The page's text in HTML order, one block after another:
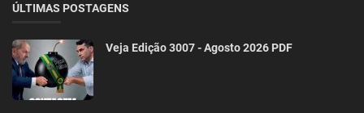
ÚLTIMAS POSTAGENS
Veja Edição 3007 - Agosto 2026 PDF